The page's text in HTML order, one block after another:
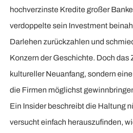
hochverzinste Kredite großer
verdoppelte sein Investment
Darlehen zurückzahlen und
Konzern der Geschichte. Doch das
kultureller Neuanfang, sondern
die Firmen möglichst
Ein Insider beschreibt die Haltung
versucht einfach herauszufinden,